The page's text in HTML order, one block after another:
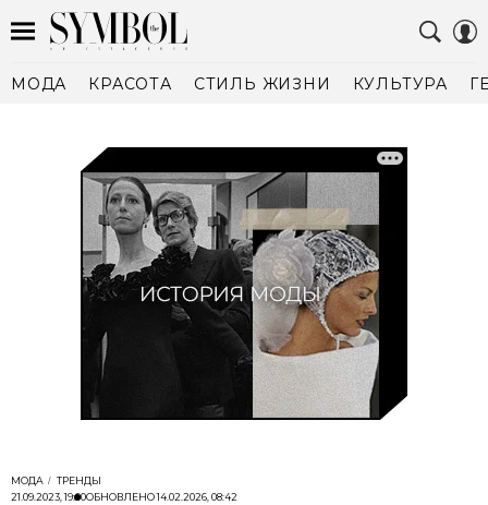
МОДА КРАСОТА СТИЛЬ ЖИЗНИ КУЛЬТУРА
МОДА
ТРЕНДЫ
21.09.2023, 19:00ОБНОВЛЕНО14.02.2026, 08:42